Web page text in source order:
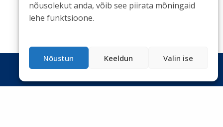
nõusolekut anda, võib see piirata mõningaid
lehe funktsioone.
Nõustun Keeldun Valin ise